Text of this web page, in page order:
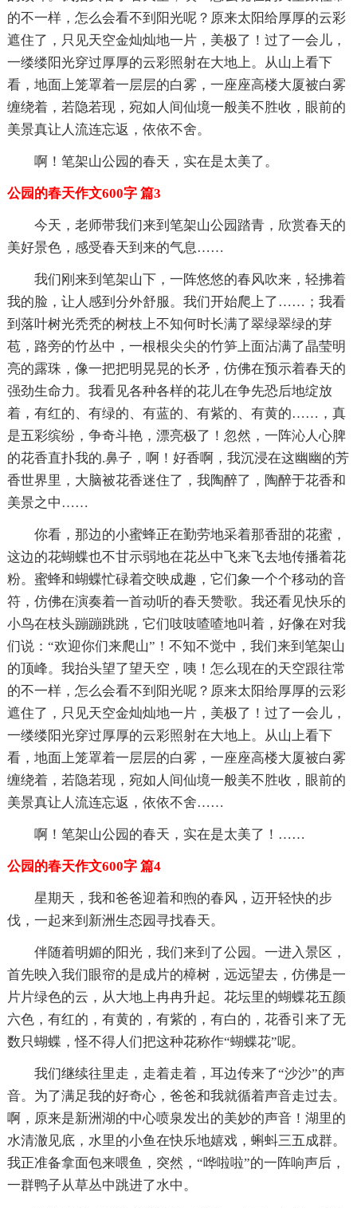
的不一样，怎么会看不到阳光呢？原来太阳给厚厚的云彩
遮住了，只见天空金灿灿地一片，美极了！过了一会儿，
一缕缕阳光穿过厚厚的云彩照射在大地上。从山上看下
看，地面上笼罩着一层层的白雾，一座座高楼大厦被白雾
缠绕着，若隐若现，宛如人间仙境一般美不胜收，眼前的
美景真让人流连忘返，依依不舍。
啊！笔架山公园的春天，实在是太美了。
公园的春天作文600字 篇3
今天，老师带我们来到笔架山公园踏青，欣赏春天的
美好景色，感受春天到来的气息……
我们刚来到笔架山下，一阵悠悠的春风吹来，轻拂着
我的脸，让人感到分外舒服。我们开始爬上了……；我看
到落叶树光秃秃的树枝上不知何时长满了翠绿翠绿的芽
苞，路旁的竹丛中，一根根尖尖的竹笋上面沾满了晶莹明
亮的露珠，像一把把明晃晃的长矛，仿佛在预示着春天的
强劲生命力。我看见各种各样的花儿在争先恐后地绽放
着，有红的、有绿的、有蓝的、有紫的、有黄的……，真
是五彩缤纷，争奇斗艳，漂亮极了！忽然，一阵沁人心脾
的花香直扑我的.鼻子，啊！好香啊，我沉浸在这幽幽的芳
香世界里，大脑被花香迷住了，我陶醉了，陶醉于花香和
美景之中……
你看，那边的小蜜蜂正在勤劳地采着那香甜的花蜜，
这边的花蝴蝶也不甘示弱地在花丛中飞来飞去地传播着花
粉。蜜蜂和蝴蝶忙碌着交映成趣，它们象一个个移动的音
符，仿佛在演奏着一首动听的春天赞歌。我还看见快乐的
小鸟在枝头蹦蹦跳跳，它们吱吱喳喳地叫着，好像在对我
们说：“欢迎你们来爬山”！不知不觉中，我们来到笔架山
的顶峰。我抬头望了望天空，咦！怎么现在的天空跟往常
的不一样，怎么会看不到阳光呢？原来太阳给厚厚的云彩
遮住了，只见天空金灿灿地一片，美极了！过了一会儿，
一缕缕阳光穿过厚厚的云彩照射在大地上。从山上看下
看，地面上笼罩着一层层的白雾，一座座高楼大厦被白雾
缠绕着，若隐若现，宛如人间仙境一般美不胜收，眼前的
美景真让人流连忘返，依依不舍……
啊！笔架山公园的春天，实在是太美了！……
公园的春天作文600字 篇4
星期天，我和爸爸迎着和煦的春风，迈开轻快的步
伐，一起来到新洲生态园寻找春天。
伴随着明媚的阳光，我们来到了公园。一进入景区，
首先映入我们眼帘的是成片的樟树，远远望去，仿佛是一
片片绿色的云，从大地上冉冉升起。花坛里的蝴蝶花五颜
六色，有红的，有黄的，有紫的，有白的，花香引来了无
数只蝴蝶，怪不得人们把这种花称作“蝴蝶花”呢。
我们继续往里走，走着走着，耳边传来了“沙沙”的声
音。为了满足我的好奇心，爸爸和我就循着声音走过去。
啊，原来是新洲湖的中心喷泉发出的美妙的声音！湖里的
水清澈见底，水里的小鱼在快乐地嬉戏，蝌蚪三五成群。
我正准备拿面包来喂鱼，突然，“哗啦啦”的一阵响声后，
一群鸭子从草丛中跳进了水中。